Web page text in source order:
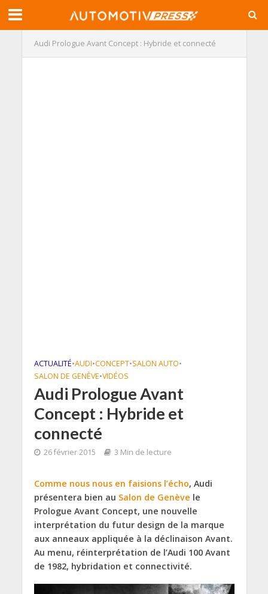
Audi Prologue Avant Concept : Hybride et connecté
ACTUALITÉ•AUDI•CONCEPT•SALON AUTO•
SALON DE GENÈVE•VIDÉOS
Audi Prologue Avant
Concept : Hybride et
connecté
26 février 2015 3 Min de lecture
Comme nous nous en faisions l’écho, Audi
présentera bien au Salon de Genève le
Prologue Avant Concept, une nouvelle
interprétation du futur design de la marque
aux anneaux appliquée à la déclinaison Avant.
Au menu, réinterprétation de l’Audi 100 Avant
de 1982, hybridation et connectivité.